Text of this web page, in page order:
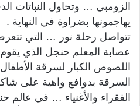
الزومبي … وتحاول النباتات
يهاجمونها بضراوة في النهاية .
تتواصل رحلة نور … التي
عصابة المعلم حنجل الذي
اللصوص الكبار لسرقة
السرقة بدوافع واهية على
الفقراء والأغنياء … في